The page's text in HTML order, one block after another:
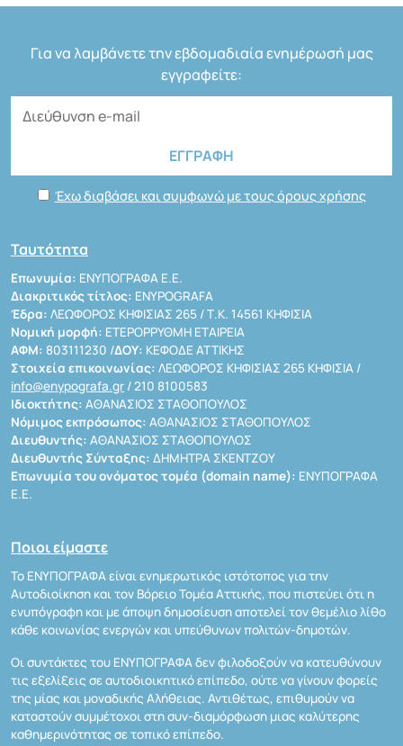
Για να λαμβάνετε την εβδομαδιαία ενημέρωσή μας
εγγραφείτε:
Έχω διαβάσει και συμφωνώ με τους όρους χρήσης
Ταυτότητα
Επωνυμία: ΕΝΥΠΟΓΡΑΦΑ Ε.Ε.
Διακριτικός τίτλος: ENYPOGRAFA
Έδρα: ΛΕΩΦΟΡΟΣ ΚΗΦΙΣΙΑΣ 265 / Τ.Κ. 14561 ΚΗΦΙΣΙΑ
Νομική μορφή: ΕΤΕΡΟΡΡΥΘΜΗ ΕΤΑΙΡΕΙΑ
ΑΦΜ: 803111230 /ΔΟΥ: ΚΕΦΟΔΕ ΑΤΤΙΚΗΣ
Στοιχεία επικοινωνίας: ΛΕΩΦΟΡΟΣ ΚΗΦΙΣΙΑΣ 265 ΚΗΦΙΣΙΑ /
info@enypografa.gr / 210 8100583
Ιδιοκτήτης: ΑΘΑΝΑΣΙΟΣ ΣΤΑΘΟΠΟΥΛΟΣ
Νόμιμος εκπρόσωπος: ΑΘΑΝΑΣΙΟΣ ΣΤΑΘΟΠΟΥΛΟΣ
Διευθυντής: ΑΘΑΝΑΣΙΟΣ ΣΤΑΘΟΠΟΥΛΟΣ
Διευθυντής Σύνταξης: ΔΗΜΗΤΡΑ ΣΚΕΝΤΖΟΥ
Επωνυμία του ονόματος τομέα (domain name): ΕΝΥΠΟΓΡΑΦΑ
Ε.Ε.
Ποιοι είμαστε
Το ΕΝΥΠΟΓΡΑΦΑ είναι ενημερωτικός ιστότοπος για την
Αυτοδιοίκηση και τον Βόρειο Τομέα Αττικής, που πιστεύει ότι η
ενυπόγραφη και με άποψη δημοσίευση αποτελεί τον θεμέλιο λίθο
κάθε κοινωνίας ενεργών και υπεύθυνων πολιτών-δημοτών.
Οι συντάκτες του ΕΝΥΠΟΓΡΑΦΑ δεν φιλοδοξούν να κατευθύνουν
τις εξελίξεις σε αυτοδιοικητικό επίπεδο, ούτε να γίνουν φορείς
της μίας και μοναδικής Αλήθειας. Αντιθέτως, επιθυμούν να
καταστούν συμμέτοχοι στη συν-διαμόρφωση μιας καλύτερης
καθημερινότητας σε τοπικό επίπεδο.